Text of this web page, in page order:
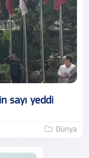
sayı yeddi
Dünya